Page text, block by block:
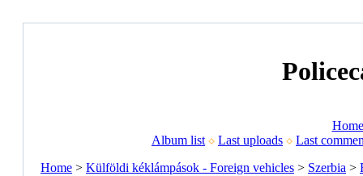
Home
Album list
Last uploads Last
Home > Külföldi kéklámpások - Foreign vehicles > Szerbia >